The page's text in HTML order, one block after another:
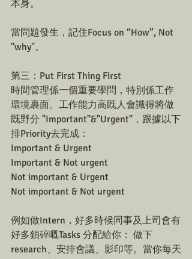
本身。
當問題發生，記住Focus on “How”, Not
"why"。
第三：Put First Thing First
時間管理係一個重要學問，特別係工作
環境裹面。工作能力高既人會識得將做
既野分 "Important"&"Urgent"，跟據以下
排Priority去完成：
Important & Urgent
Important & Not urgent
Not important & Urgent
Not important & Not urgent
例如做Intern，好多時候同事及上司會有
好多鎖碎嘅Tasks 分配給你： 做下
research、安排會議、影印等。當你每天